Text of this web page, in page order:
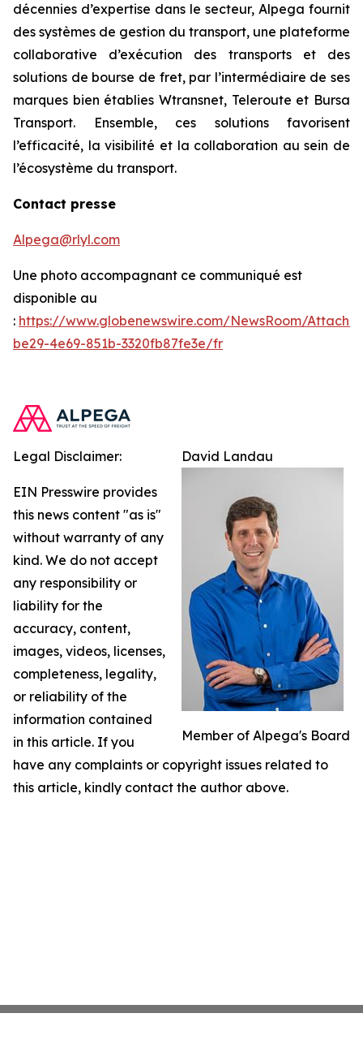
décennies d’expertise dans le secteur, Alpega fournit
des systèmes de gestion du transport, une plateforme
collaborative d’exécution des transports et des
solutions de bourse de fret, par l’intermédiaire de ses
marques bien établies Wtransnet, Teleroute et Bursa
Transport. Ensemble, ces solutions favorisent
l’efficacité, la visibilité et la collaboration au sein de
l’écosystème du transport.
Contact presse
Alpega@rlyl.com
Une photo accompagnant ce communiqué est
disponible au
: https://www.globenewswire.com/NewsRoom/
be29-4e69-851b-3320fb87fe3e/fr
David Landau
Member of Alpega's Board
Legal Disclaimer:
EIN Presswire provides
this news content "as is"
without warranty of any
kind. We do not accept
any responsibility or
liability for the
accuracy, content,
images, videos, licenses,
completeness, legality,
or reliability of the
information contained
in this article. If you
have any complaints or copyright issues related to
this article, kindly contact the author above.